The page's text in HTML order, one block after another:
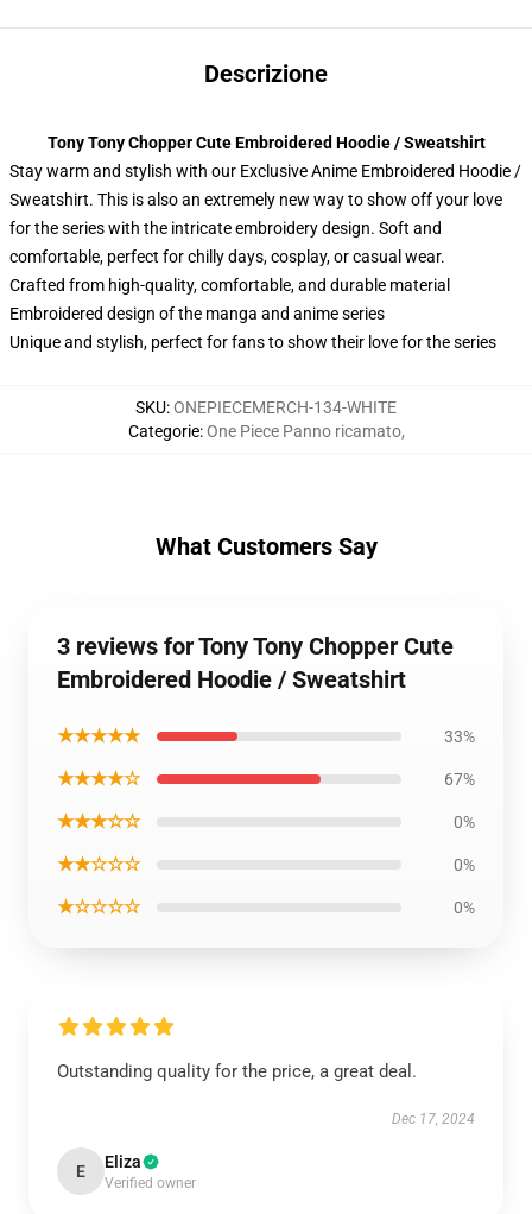
Descrizione
Tony Tony Chopper Cute Embroidered Hoodie / Sweatshirt
Stay warm and stylish with our Exclusive Anime Embroidered Hoodie /
Sweatshirt. This is also an extremely new way to show off your love
for the series with the intricate embroidery design. Soft and
comfortable, perfect for chilly days, cosplay, or casual wear.
Crafted from high-quality, comfortable, and durable material
Embroidered design of the manga and anime series
Unique and stylish, perfect for fans to show their love for the series
SKU:ONEPIECEMERCH-134-WHITE
Categorie:One Piece Panno ricamato,
What Customers Say
3 reviews for Tony Tony Chopper Cute
Embroidered Hoodie / Sweatshirt
★★★★★ 33%
★★★★☆ 67%
★★★☆☆ 0%
★★☆☆☆ 0%
★☆☆☆☆ 0%
Outstanding quality for the price, a great deal.
Dec 17, 2024
E Eliza
Verified owner